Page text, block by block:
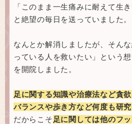
「このまま一生痛みに耐えて生き
と絶望の毎日を送っていました。
なんとか解消しましたが、そん
っている人を救いたい」という
を開院しました。
足に関する知識や治療法など貪
バランスや歩き方など何度も研
だからこそ 足に関しては他のフ